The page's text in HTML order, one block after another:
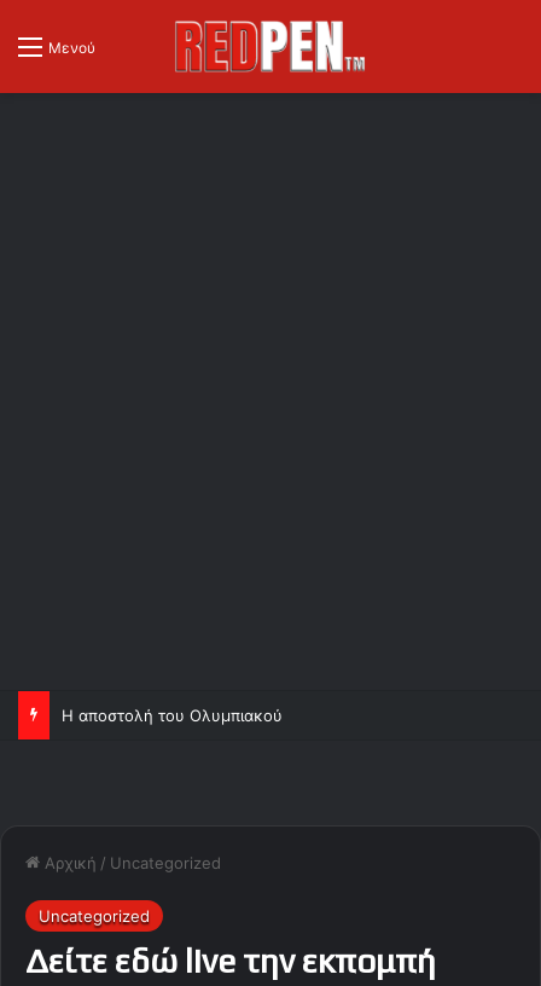
Μενού
Η αποστολή του Ολυμπιακού
Αρχική / Uncategorized
Uncategorized
Δείτε εδώ live την εκπομπή